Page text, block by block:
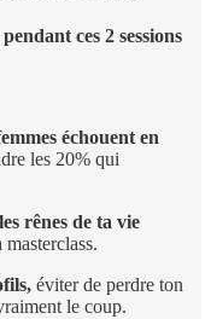
ces 2 sessions
échouent en
les 20% qui
rênes de ta vie
éviter de perdre ton
le coup.